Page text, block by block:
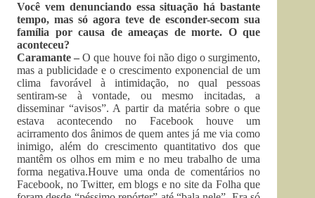
Você vem denunciando essa situação há bastante
tempo, mas só agora teve de esconder-secom sua
família por causa de ameaças de morte. O que
aconteceu?
Caramante –O que houve foi não digo o surgimento,
mas a publicidade e o crescimento exponencial de um
clima favorável à intimidação, no qual pessoas
sentiram-se à vontade, ou mesmo incitadas, a
disseminar “avisos”. A partir da matéria sobre o que
estava acontecendo no Facebook houve um
acirramento dos ânimos de quem antes já me via como
inimigo, além do crescimento quantitativo dos que
mantêm os olhos em mim e no meu trabalho de uma
forma negativa.Houve uma onda de comentários no
Facebook, no Twitter, em blogs e no site da Folha que